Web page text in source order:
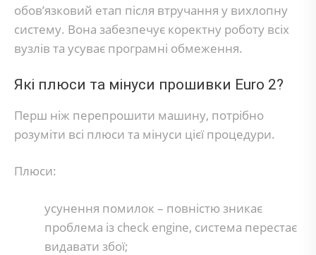
обов’язковий етап після втручання у вихлопну
систему. Вона забезпечує коректну роботу всіх
вузлів та усуває програмні обмеження.
Які плюси та мінуси прошивки Euro 2?
Перш ніж перепрошити машину, потрібно
розуміти всі плюси та мінуси цієї процедури.
Плюси:
усунення помилок – повністю зникає
проблема із check engine, система перестає
видавати збої;